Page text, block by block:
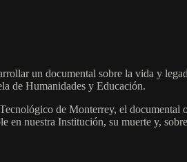
un documental sobre la vida y
de Humanidades y Educación.
de Monterrey, el documental
en nuestra Institución, su muerte y,